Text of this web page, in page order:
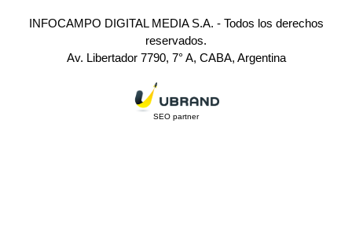
INFOCAMPO DIGITAL MEDIA S.A. - Todos los derechos
reservados.
Av. Libertador 7790, 7° A, CABA, Argentina
SEO partner